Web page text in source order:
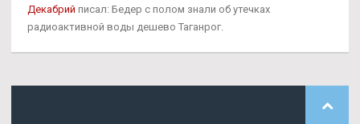
Декабрий писал: Бедер с полом знали об утечках
радиоактивной воды дешево Таганрог.